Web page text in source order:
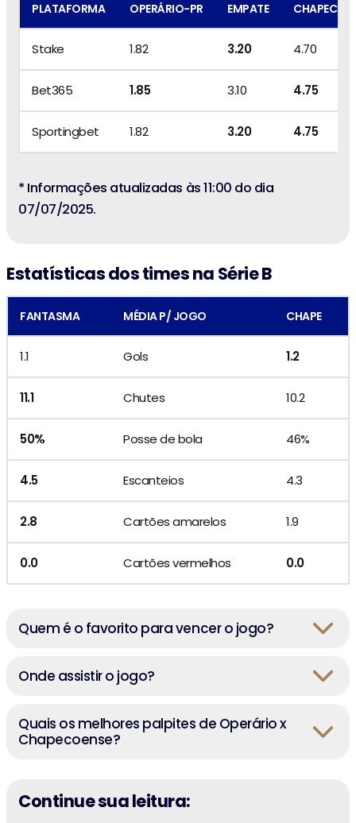
PLATAFORMA OPERÁRIO-PR EMPATE
Stake 1.82 3.20 4.70
Bet365 1.85 3.10 4.75
Sportingbet 1.82 3.20 4.75
* Informações atualizadas às 11:00 do dia
07/07/2025.
Estatísticas dos times na Série B
FANTASMA MÉDIA P/ JOGO CHAPE
1.1 Gols 1.2
11.1 Chutes 10.2
50% Posse de bola 46%
4.5 Escanteios 4.3
2.8 Cartões amarelos 1.9
0.0 Cartões vermelhos 0.0
Quem é o favorito para vencer o jogo?
Onde assistir o jogo?
Quais os melhores palpites de Operário x
Chapecoense?
Continue sua leitura: